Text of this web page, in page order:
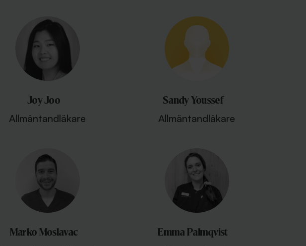
Joy Joo
Allmäntandläkare
Sandy Youssef
Allmäntandläkare
Marko Moslavac Emma Palmqvist